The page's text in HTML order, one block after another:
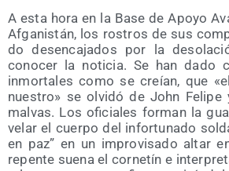
A esta hora en la Base de Apo­yo
Afga­nis­tán, los ros­tros de sus
do des­en­ca­ja­dos por la
cono­cer la noti­cia. Se han dado
inmor­ta­les como se creían, que
nues­tro» se olvi­dó de John
mal­vas. Los ofi­cia­les for­man la
velar el cuer­po del infor­tu­na­do
en paz” en un impro­vi­sa­do altar
repen­te sue­na el cor­ne­tín e